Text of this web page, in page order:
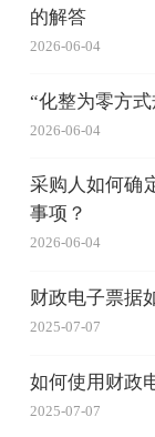
的解答
2026-06-04
“化整为零方
2026-06-04
采购人如何确
事项？
2026-06-04
财政电子票据
2025-07-07
如何使用财政
2025-07-07